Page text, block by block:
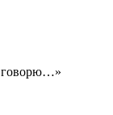
говорю…»